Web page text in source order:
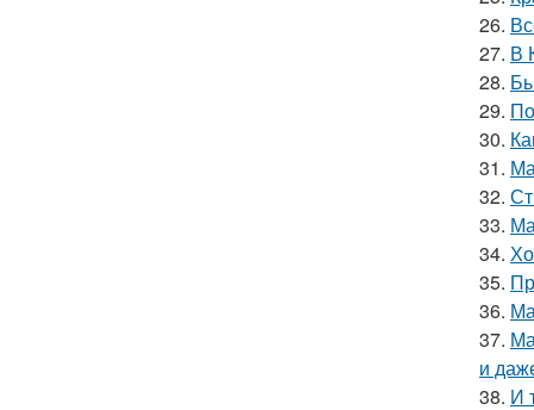
26.
27. В
28.
29.
30.
31.
32.
33.
34.
35.
36.
37.
и
38. И